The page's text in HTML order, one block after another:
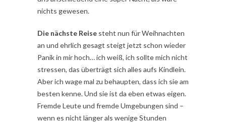
nichts gewesen.
Die nächste Reise steht nun für Weihnachten
an und ehrlich gesagt steigt jetzt schon wieder
Panik in mir hoch… ich weiß, ich sollte mich nicht
stressen, das überträgt sich alles aufs Kindlein.
Aber ich wage mal zu behaupten, dass ich sie am
besten kenne. Und sie ist da eben etwas eigen.
Fremde Leute und fremde Umgebungen sind –
wenn es nicht länger als wenige Stunden